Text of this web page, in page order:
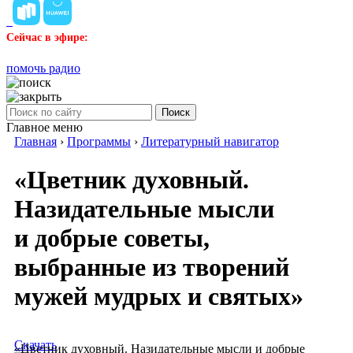
Сейчас в эфире:
помочь радио
Поиск
Главное меню
Главная › Программы › Литературный навигатор
«Цветник духовный.
Назидательные мысли
и добрые советы,
выбранные из творений
мужей мудрых и святых»
«Цветник духовный. Назидательные мысли и добрые
Скачать